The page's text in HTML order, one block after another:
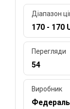
Діапазон
170 - 170
Перегляди
54
Виробник